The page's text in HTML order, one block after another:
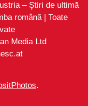
– Știri de ultimă
română | Toate
Media Ltd
.